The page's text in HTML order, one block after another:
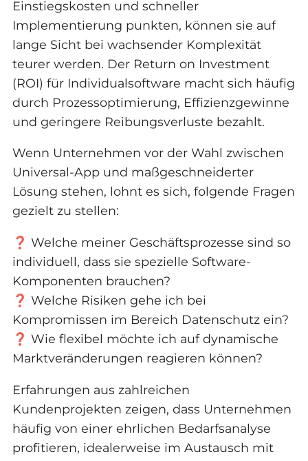
Einstiegskosten und schneller
Implementierung punkten, können sie auf
lange Sicht bei wachsender Komplexität
teurer werden. Der Return on Investment
(ROI) für Individualsoftware macht sich häufig
durch Prozessoptimierung, Effizienzgewinne
und geringere Reibungsverluste bezahlt.
Wenn Unternehmen vor der Wahl zwischen
Universal-App und maßgeschneiderter
Lösung stehen, lohnt es sich, folgende Fragen
gezielt zu stellen:
❓ Welche meiner Geschäftsprozesse sind so
individuell, dass sie spezielle Software-
Komponenten brauchen?
❓ Welche Risiken gehe ich bei
Kompromissen im Bereich Datenschutz ein?
❓ Wie flexibel möchte ich auf dynamische
Marktveränderungen reagieren können?
Erfahrungen aus zahlreichen
Kundenprojekten zeigen, dass Unternehmen
häufig von einer ehrlichen Bedarfsanalyse
profitieren, idealerweise im Austausch mit